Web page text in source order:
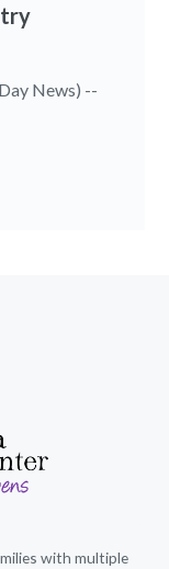
News) --
with multiple